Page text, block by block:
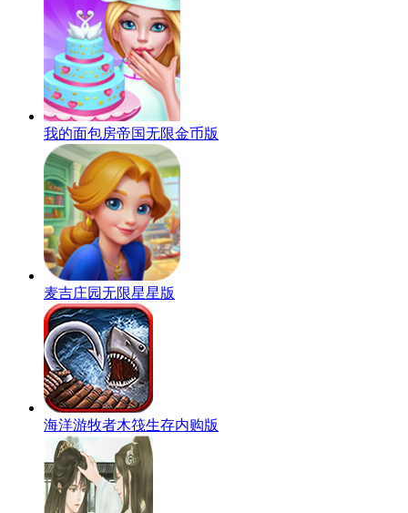
我的面包房帝国无限金币版
麦吉庄园无限星星版
海洋游牧者木筏生存内购版